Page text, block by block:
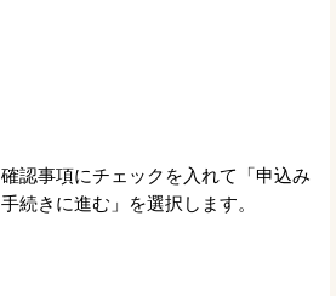
確認事項にチェックを入れて「申込み
手続きに進む」を選択します。